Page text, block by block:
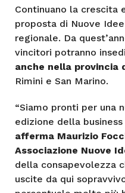
Continuano la crescita
proposta di Nuove
regionale. Da
vincitori potranno
anche nella provincia
Rimini e San Marino.
“Siamo pronti per una
edizione della
afferma Maurizio
Associazione Nuove
della consapevolezza
uscite da qui